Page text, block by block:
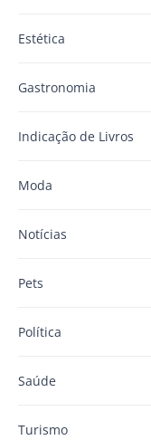
Estética
Gastronomia
Indicação de Livros
Moda
Notícias
Pets
Política
Saúde
Turismo